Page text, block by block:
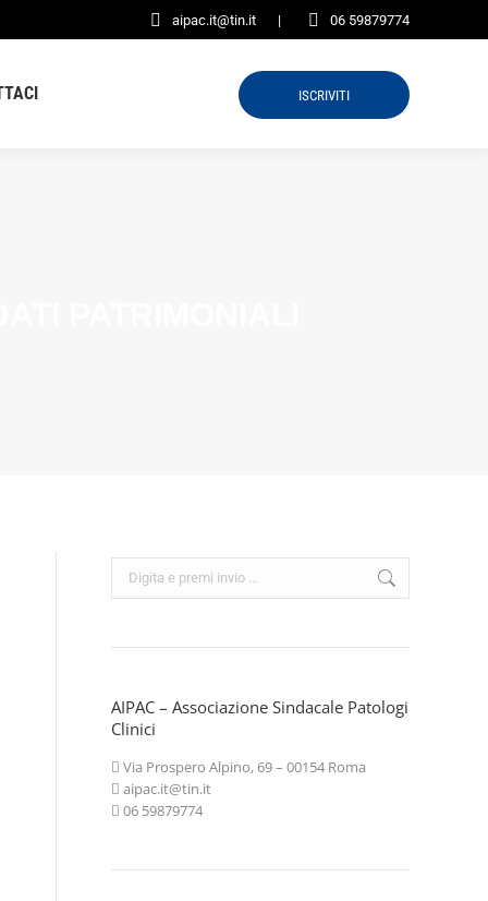
aipac.it@tin.it | 06 59879774
ISCRIVITI
AIPAC – Associazione Sindacale Patologi
Clinici
Via Prospero Alpino, 69 – 00154 Roma
aipac.it@tin.it
06 59879774